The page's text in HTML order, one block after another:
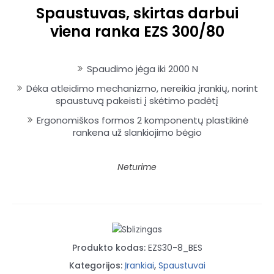
Spaustuvas, skirtas darbui
viena ranka EZS 300/80
Spaudimo jėga iki 2000 N
Dėka atleidimo mechanizmo, nereikia įrankių, norint
spaustuvą pakeisti į skėtimo padėtį
Ergonomiškos formos 2 komponentų plastikinė
rankena už slankiojimo bėgio
Neturime
Produkto kodas: EZS30-8_BES
Kategorijos: Įrankiai, Spaustuvai